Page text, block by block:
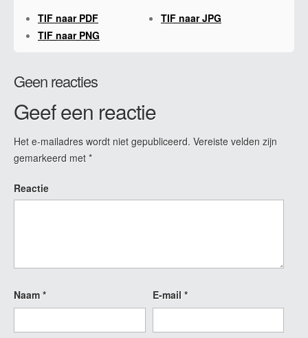
TIF naar PDF
TIF naar JPG
TIF naar PNG
Geen reacties
Geef een reactie
Het e-mailadres wordt niet gepubliceerd. Vereiste velden zijn
gemarkeerd met *
Reactie
Naam * E-mail *